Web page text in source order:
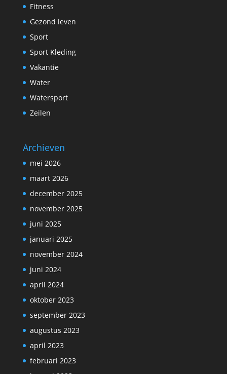
Fitness
Gezond leven
Sport
Sport Kleding
Vakantie
Water
Watersport
Zeilen
Archieven
mei 2026
maart 2026
december 2025
november 2025
juni 2025
januari 2025
november 2024
juni 2024
april 2024
oktober 2023
september 2023
augustus 2023
april 2023
februari 2023